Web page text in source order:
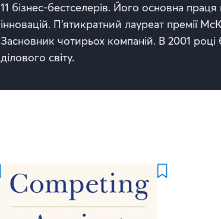
11 бізнес-бестселерів. Його основна
інновацій. П’ятикратний лауреат премії
Засновник чотирьох компаній. В 2001
ділового світу.